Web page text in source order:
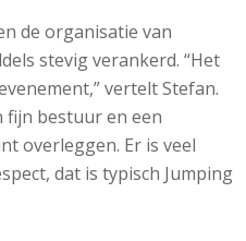
de organisatie van
stevig verankerd. “Het
vertelt Stefan.
fijn bestuur en een
overleggen. Er is veel
dat is typisch Jumping